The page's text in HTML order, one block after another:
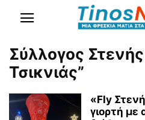
Σύλλογος
Τσικνιάς”
«Fly
γιορτή με